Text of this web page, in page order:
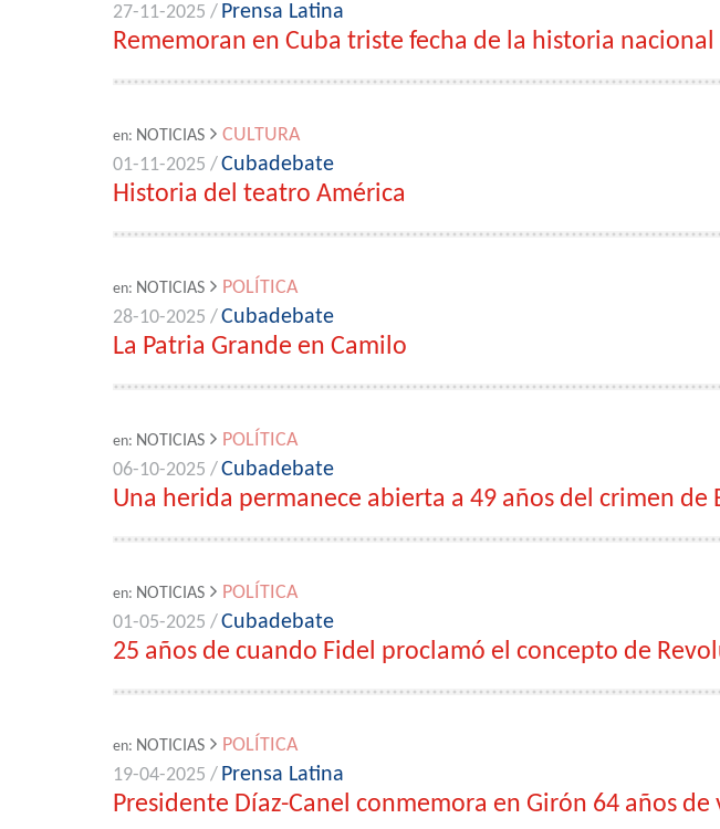
27-11-2025 / Prensa Latina
Rememoran en Cuba triste fecha de la historia nacional
en: NOTICIAS
CULTURA
01-11-2025 /Cubadebate
Historia del teatro América
en: NOTICIAS
POLÍTICA
28-10-2025 /Cubadebate
La Patria Grande en Camilo
en: NOTICIAS
POLÍTICA
06-10-2025 /Cubadebate
Una herida permanece abierta a 49 años del crimen de
en: NOTICIAS
POLÍTICA
01-05-2025 /Cubadebate
25 años de cuando Fidel proclamó el concepto de
en: NOTICIAS
POLÍTICA
19-04-2025 / Prensa Latina
Presidente Díaz-Canel conmemora en Girón 64 años de